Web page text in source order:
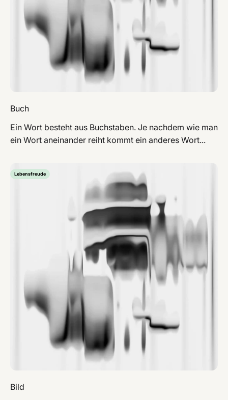
Buch
Ein Wort besteht aus Buchstaben. Je nachdem wie man
ein Wort aneinander reiht kommt ein anderes Wort...
Lebensfreude
Bild